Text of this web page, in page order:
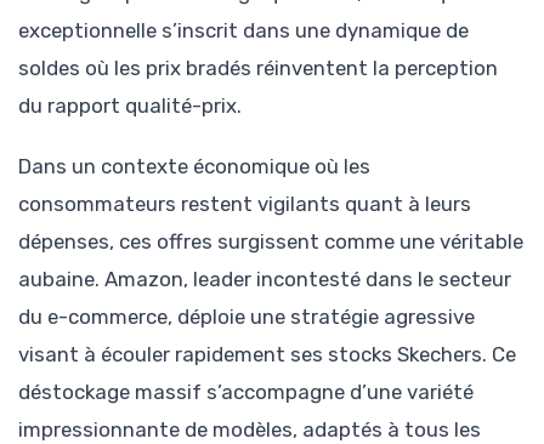
exceptionnelle s’inscrit dans une dynamique de
soldes où les prix bradés réinventent la perception
du rapport qualité-prix.
Dans un contexte économique où les
consommateurs restent vigilants quant à leurs
dépenses, ces offres surgissent comme une véritable
aubaine. Amazon, leader incontesté dans le secteur
du e-commerce, déploie une stratégie agressive
visant à écouler rapidement ses stocks Skechers. Ce
déstockage massif s’accompagne d’une variété
impressionnante de modèles, adaptés à tous les